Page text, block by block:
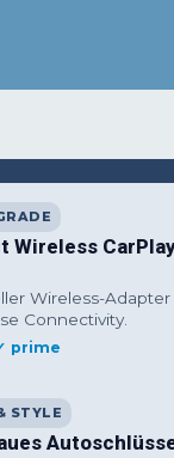
Wireless
Wireless-
Connectivity.
prime
STYLE